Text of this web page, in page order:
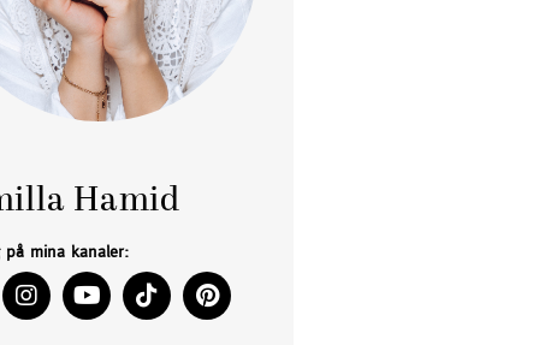
Hamid
på mina kanaler: